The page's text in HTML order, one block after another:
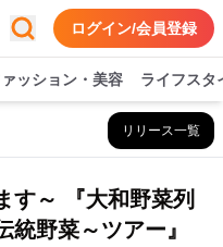
ログイン/会員登録
ッション・美容 ライフスタ
リリース一覧
す～ 『大和野菜列
野菜～ツアー』